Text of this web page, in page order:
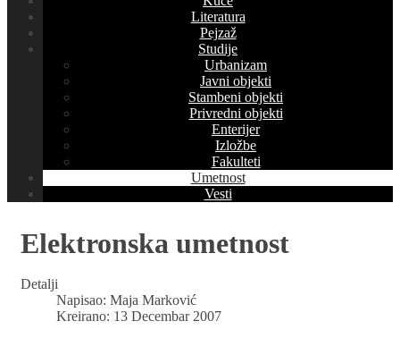
Literatura
Pejzaž
Studije
Urbanizam
Javni objekti
Stambeni objekti
Privredni objekti
Enterijer
Izložbe
Fakulteti
Umetnost
Vesti
Elektronska umetnost
Detalji
Napisao: Maja Marković
Kreirano: 13 Decembar 2007